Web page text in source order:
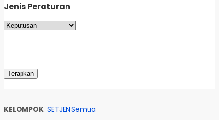
Jenis Peraturan
KELOMPOK: SETJENSemua